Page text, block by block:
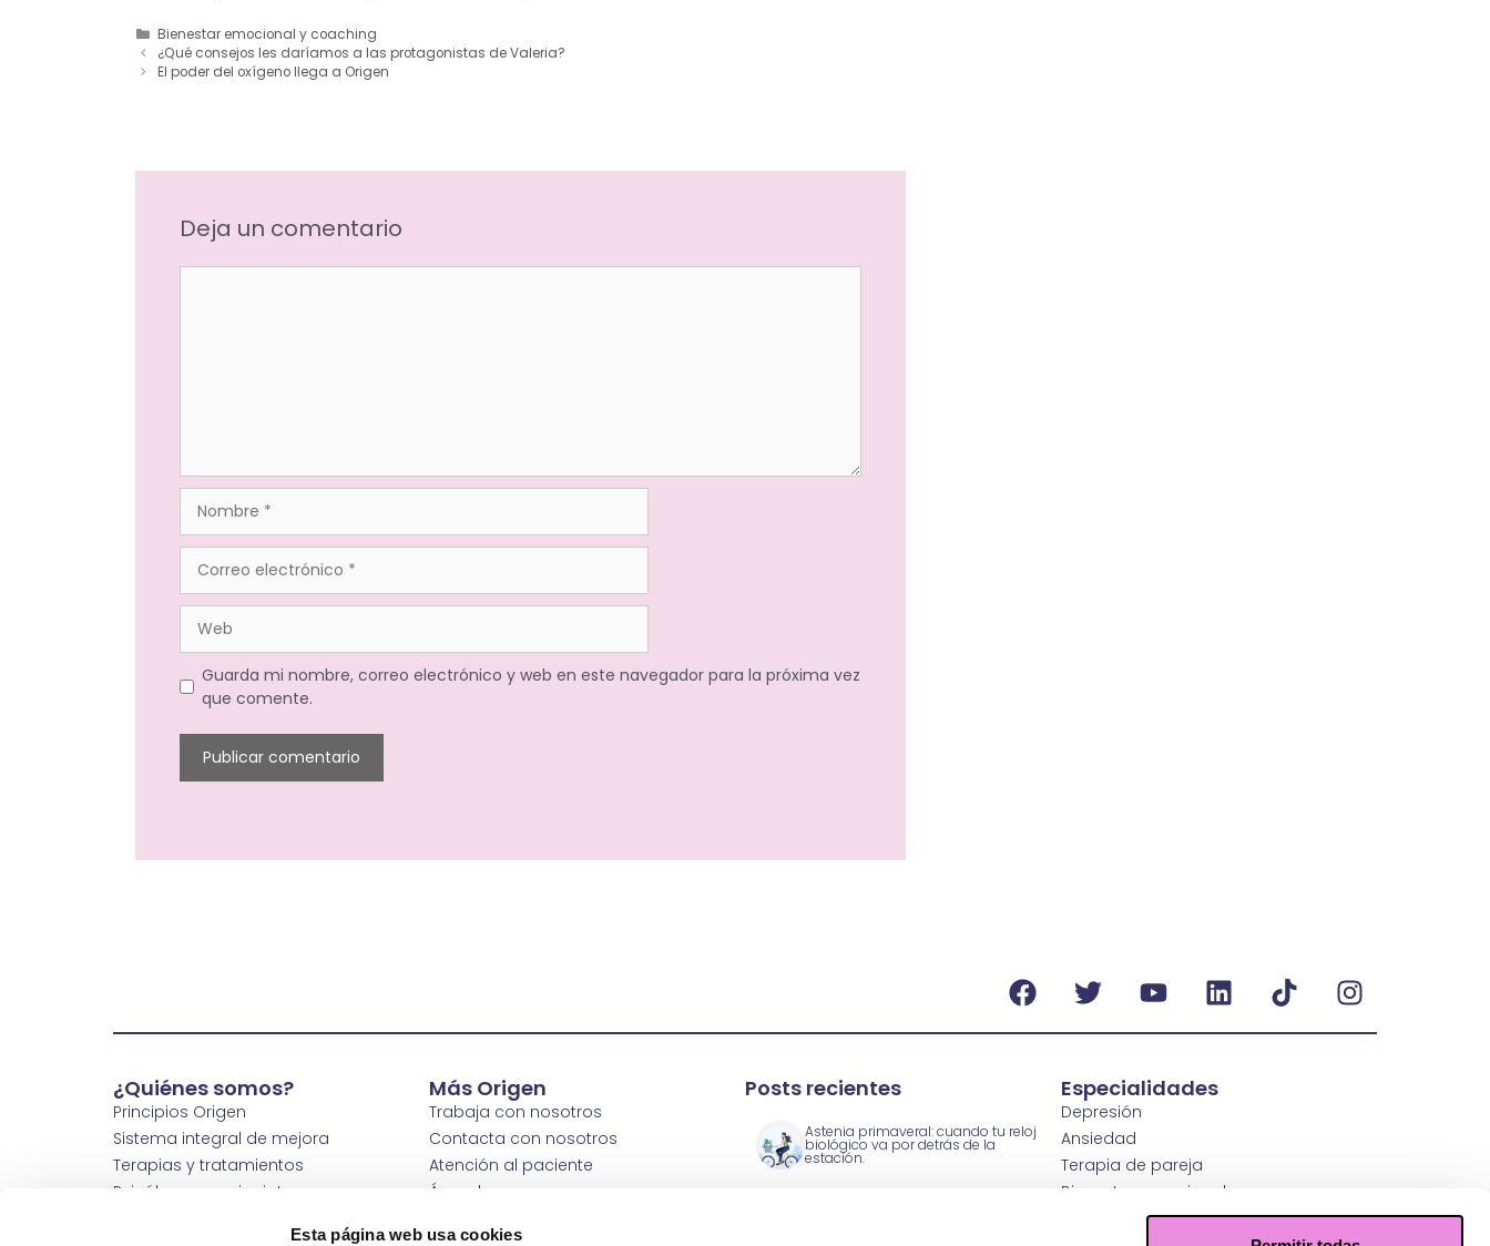
Esta página web usa cookies
Bienestar emocional y coaching
¿Qué consejos les daríamos a las protagonistas de Valeria?
El poder del oxígeno llega a Origen
Deja un comentario
Guarda mi nombre, correo electrónico y web en este navegador para la próxima vez
que comente.
¿Quiénes somos?
Principios Origen
Sistema integral de mejora
Terapias y tratamientos
Psicólogos y psiquiatras
Más Origen
Trabaja con nosotros
Contacta con nosotros
Atención al paciente
Área de prensa
Posts recientes
Astenia primaveral: cuando tu reloj
biológico va por detrás de la
estación.
Especialidades
Depresión
Ansiedad
Terapia de pareja
Bienestar emocional
Regulación emocional